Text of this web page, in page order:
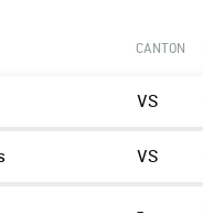
CANTON
VS
VS